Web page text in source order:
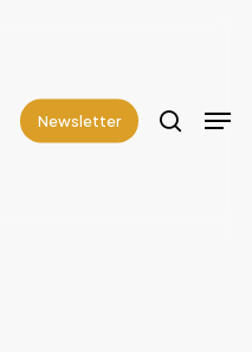
Newsletter
Menu